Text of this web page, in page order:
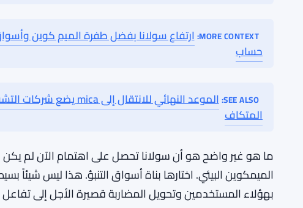
الأحجام موجودة، المستخدمون الجدد موجودون. لكن ما إذا
أو ما إذا كان يتلاشى عندما يجذب الشيء اللامع التالي انتباه
متعلق:
مكونة من 12 محفظة
MORE CONTEXT:
حساب